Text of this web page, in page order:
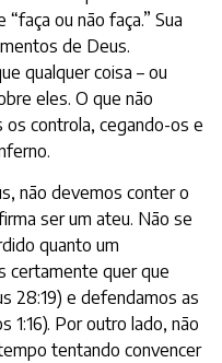
ou não faça.” Sua
de Deus.
qualquer coisa – ou
eles. O que não
controla, cegando-os e
não devemos conter o
ser um ateu. Não se
quanto um
certamente quer que
28:19) e defendamos as
1:16). Por outro lado, não
tentando convencer